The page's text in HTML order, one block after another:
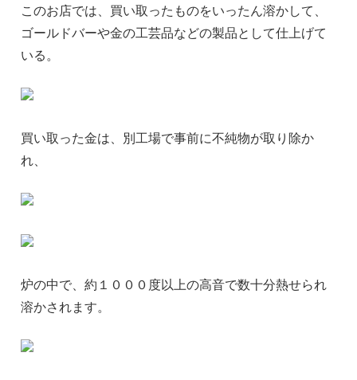
このお店では、買い取ったものをいったん溶かして、
ゴールドバーや金の工芸品などの製品として仕上げて
いる。
買い取った金は、別工場で事前に不純物が取り除か
れ、
炉の中で、約１０００度以上の高音で数十分熱せられ
溶かされます。